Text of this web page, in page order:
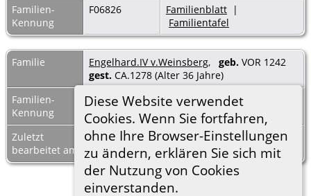
Diese Website verwendet
Cookies. Wenn Sie fortfahren,
ohne Ihre Browser-Einstellungen
zu ändern, erklären Sie sich mit
der Nutzung von Cookies
einverstanden.
Familien-
Kennung
F06826 Familienblatt |
Familientafel
Familie Engelhard.IV v.Weinsberg, geb. VOR 1242
gest. CA.1278 (Alter 36 Jahre)
Familien-
Kennung
F05790 Familienblatt|
Familientafel
Zuletzt
bearbeitet am
8 Mrz 2023